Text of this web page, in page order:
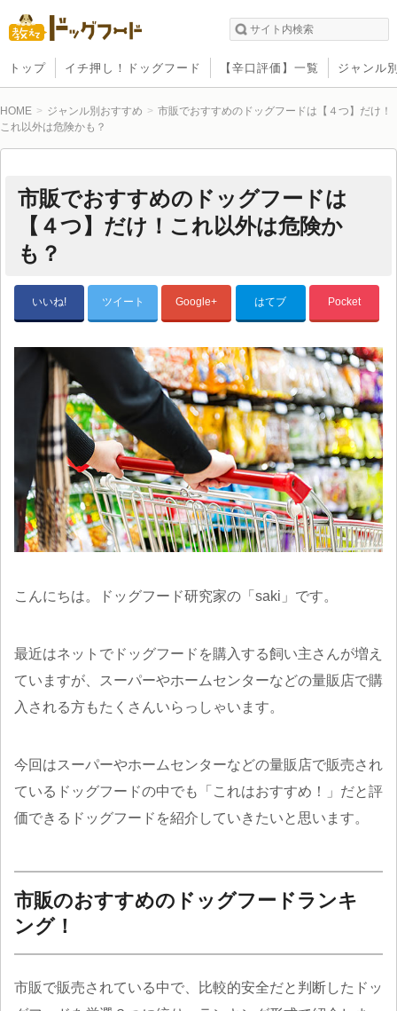
トップ イチ押し！ドッグフード 【辛口評価】一覧 ジャンル
HOME ジャンル別おすすめ
市販でおすすめのドッグフードは【４つ】だけ！
これ以外は危険かも？
市販でおすすめのドッグフードは
【４つ】だけ！これ以外は危険か
も？
いいね! ツイート Google+ はてブ Pocket
こんにちは。ドッグフード研究家の「saki」です。
最近はネットでドッグフードを購入する飼い主さんが増え
ていますが、スーパーやホームセンターなどの量販店で購
入される方もたくさんいらっしゃいます。
今回はスーパーやホームセンターなどの量販店で販売され
ているドッグフードの中でも「これはおすすめ！」だと評
価できるドッグフードを紹介していきたいと思います。
市販のおすすめのドッグフードランキ
ング！
市販で販売されている中で、比較的安全だと判断したドッ